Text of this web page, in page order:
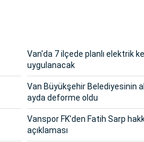
Van'da 7 ilçede planlı elektrik
uygulanacak
Van Büyükşehir Belediyesinin
ayda deforme oldu
Vanspor FK'den Fatih Sarp
açıklaması